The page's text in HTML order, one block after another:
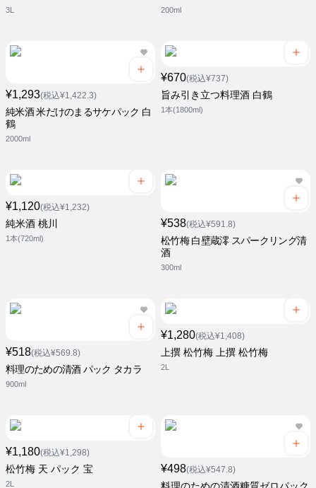
3L 200ml
¥1,293(税込¥1,422.3)
純米酒 米だけのまるサケパック 白
鶴
2000ml
¥670(税込¥737)
旨み引き立つ料理酒 白鶴
1本(1800ml)
¥1,120(税込¥1,232)
純米酒 桃川
1本(720ml)
¥538(税込¥591.8)
松竹梅 白壁蔵澪 スパークリング清
酒
300ml
¥518(税込¥569.8)
料理のための清酒 パック タカラ
900ml
¥1,280(税込¥1,408)
上撰 松竹梅 上撰 松竹梅
2L
¥1,180(税込¥1,298)
松竹梅 天 パック 宝
2L
¥498(税込¥547.8)